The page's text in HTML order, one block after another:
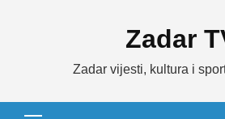
Zadar
Zadar vijesti, kultura i